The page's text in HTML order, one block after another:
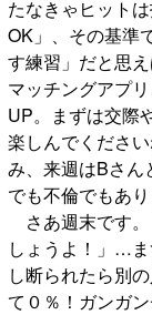
たなきゃヒット
OK」、その基準
す練習」だと思
マッチングアプ
UP。まずは交際
楽しんでくださ
み、来週はBさん
でも不倫でもあ
さあ週末です
しょうよ！」…
し断られたら別
て０％！ガンガ